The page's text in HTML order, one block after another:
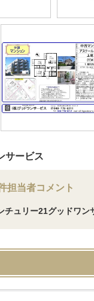
サービス
担当者コメント
チュリー21グッドワ